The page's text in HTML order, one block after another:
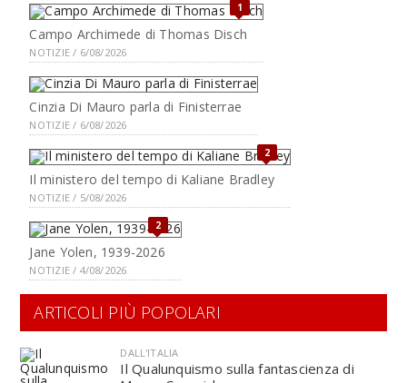
1
Campo Archimede di Thomas Disch
NOTIZIE / 6/08/2026
Cinzia Di Mauro parla di Finisterrae
NOTIZIE / 6/08/2026
2
Il ministero del tempo di Kaliane Bradley
NOTIZIE / 5/08/2026
2
Jane Yolen, 1939-2026
NOTIZIE / 4/08/2026
ARTICOLI PIÙ POPOLARI
DALL'ITALIA
Il Qualunquismo sulla fantascienza di